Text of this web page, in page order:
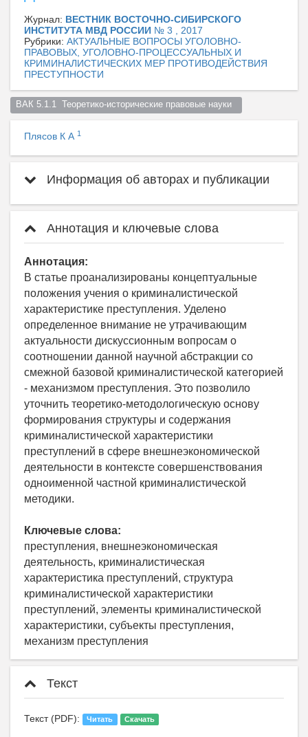
Журнал: ВЕСТНИК ВОСТОЧНО-СИБИРСКОГО
ИНСТИТУТА МВД РОССИИ № 3 , 2017
Рубрики: АКТУАЛЬНЫЕ ВОПРОСЫ УГОЛОВНО-
ПРАВОВЫХ, УГОЛОВНО-ПРОЦЕССУАЛЬНЫХ И
КРИМИНАЛИСТИЧЕСКИХ МЕР ПРОТИВОДЕЙСТВИЯ
ПРЕСТУПНОСТИ
ВАК 5.1.1  Теоретико-исторические правовые науки
Плясов К А 1
Информация об авторах и публикации
Аннотация и ключевые слова
Аннотация:
В статье проанализированы концептуальные
положения учения о криминалистической
характеристике преступления. Уделено
определенное внимание не утрачивающим
актуальности дискуссионным вопросам о
соотношении данной научной абстракции со
смежной базовой криминалистической категорией
- механизмом преступления. Это позволило
уточнить теоретико-методологическую основу
формирования структуры и содержания
криминалистической характеристики
преступлений в сфере внешнеэкономической
деятельности в контексте совершенствования
одноименной частной криминалистической
методики.
Ключевые слова:
преступления, внешнеэкономическая
деятельность, криминалистическая
характеристика преступлений, структура
криминалистической характеристики
преступлений, элементы криминалистической
характеристики, субъекты преступления,
механизм преступления
Текст
Текст (PDF): Читать Скачать